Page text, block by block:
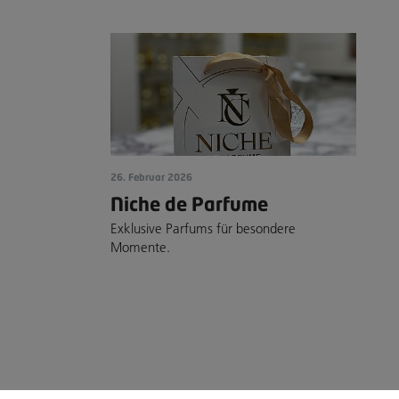
26. Februar 2026
Niche de Parfume
Exklusive Parfums für besondere
Momente.